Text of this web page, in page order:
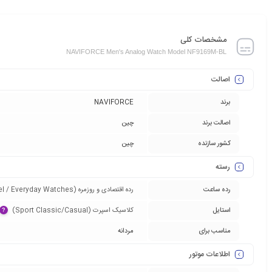
مشخصات کلی
NAVIFORCE Men's Analog Watch Model NF9169M-BL
اصالت
برند
NAVIFORCE
اصالت برند
چین
کشور سازنده
چین
رسته
رده ساعت
رده اقتصادی و روزمره (Entry-Level / Everyday Watches)‏
استایل
کلاسیک اسپرت (Sport Classic/Casual)‏ ?
مناسب برای مردانه
اطلاعات موتور